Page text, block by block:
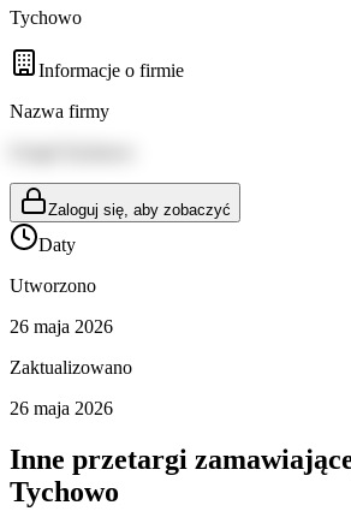
Tychowo
Informacje o firmie
Nazwa firmy
Zaloguj się, aby zobaczyć
Daty
Utworzono
26 maja 2026
Zaktualizowano
26 maja 2026
Inne przetargi
Tychowo